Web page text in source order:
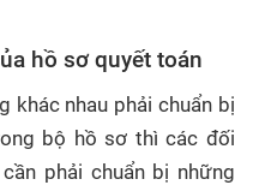
hồ sơ quyết toán
khác nhau phải chuẩn bị
bộ hồ sơ thì các đối
phải chuẩn bị những